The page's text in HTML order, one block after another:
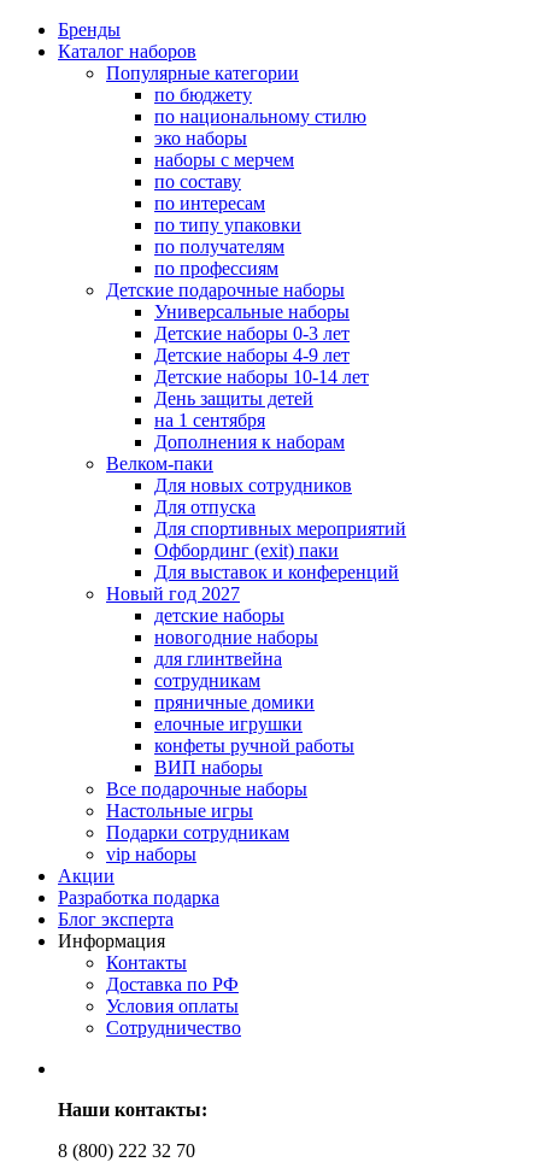
Бренды
Каталог наборов
Популярные категории
по бюджету
по национальному стилю
эко наборы
наборы с мерчем
по составу
по интересам
по типу упаковки
по получателям
по профессиям
Детские подарочные наборы
Универсальные наборы
Детские наборы 0-3 лет
Детские наборы 4-9 лет
Детские наборы 10-14 лет
День защиты детей
на 1 сентября
Дополнения к наборам
Велком-паки
Для новых сотрудников
Для отпуска
Для спортивных мероприятий
Офбординг (exit) паки
Для выставок и конференций
Новый год 2027
детские наборы
новогодние наборы
для глинтвейна
сотрудникам
пряничные домики
елочные игрушки
конфеты ручной работы
ВИП наборы
Все подарочные наборы
Настольные игры
Подарки сотрудникам
vip наборы
Акции
Разработка подарка
Блог эксперта
Информация
Контакты
Доставка по РФ
Условия оплаты
Сотрудничество
Наши контакты:
8 (800) 222 32 70